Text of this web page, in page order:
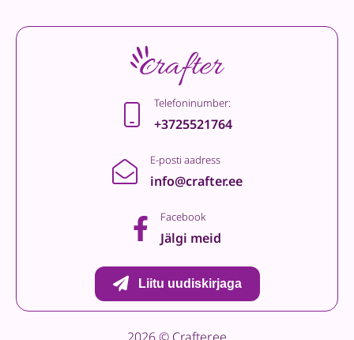
Telefoninumber:
+3725521764
E-posti aadress
info@crafter.ee
Facebook
Jälgi meid
Liitu uudiskirjaga